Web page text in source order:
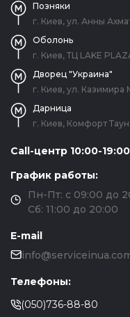
Позняки
г. Киев, ул. Анны
Оболонь
г. Киев, ТЦ LAKE
Дворец "Украина"
г. Киев, ул. Казимира
Дарница
г. Киев, Комфорт
Call-центр 10:00-19:00
График работы:
Пн-Пт: с 09:00 до
Сб: 11:00 до 20:00
E-mail
Телефоны:
(050)736-88-80